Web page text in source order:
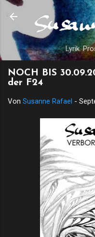
Direkt
Lyrik.
NOCH BIS
der F24
Von Susanne Rafael -